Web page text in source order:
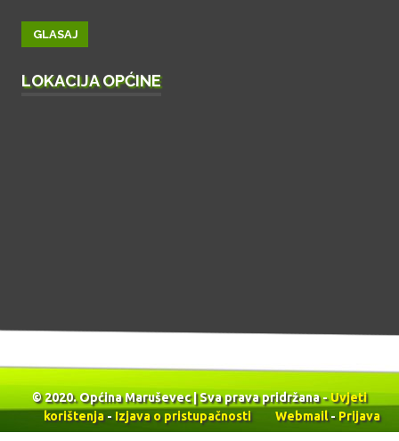
LOKACIJA OPĆINE
© 2020. Općina Maruševec | Sva prava pridržana -Uvjeti
korištenja-Izjava o pristupačnosti Webmail-Prijava